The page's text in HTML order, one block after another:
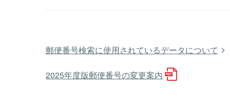
郵便番号検索に使用されているデータについて
2025年度版郵便番号の変更案内